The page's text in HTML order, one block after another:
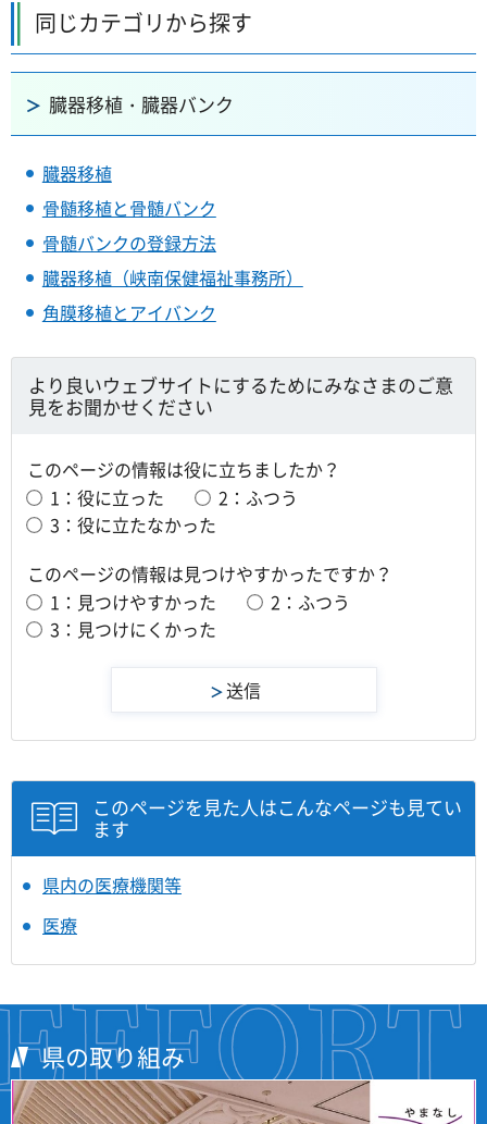
同じカテゴリから探す
臓器移植・臓器バンク
臓器移植
骨髄移植と骨髄バンク
骨髄バンクの登録方法
臓器移植（峡南保健福祉事務所）
角膜移植とアイバンク
より良いウェブサイトにするためにみなさまのご意
見をお聞かせください
このページの情報は役に立ちましたか？
1：役に立った
2：ふつう
3：役に立たなかった
このページの情報は見つけやすかったですか？
1：見つけやすかった
2：ふつう
3：見つけにくかった
このページを見た人はこんなページも見てい
ます
県内の医療機関等
医療
県の取り組み